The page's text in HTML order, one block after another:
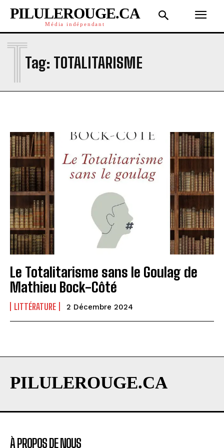
PILULEROUGE.CA
Média indépendant
Tag: TOTALITARISME
T
Le Totalitarisme sans le Goulag de
Mathieu Bock-Côté
LITTÉRATURE 2 Décembre 2024
PILULEROUGE.CA
À PROPOS DE NOUS